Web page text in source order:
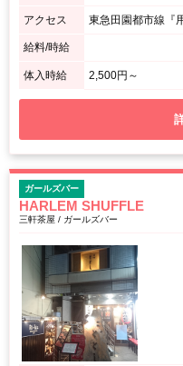
アクセス 東急田園都市線『
給料/時給
体入時給 2,500円～
ガールズバー
HARLEM SHUFFLE
三軒茶屋 / ガールズバー